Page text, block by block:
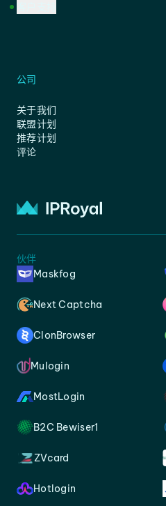
公司
关于我们
联盟计划
推荐计划
评论
伙伴
Maskfog
Next Captcha
ClonBrowser
Mulogin
MostLogin
B2C Bewiser1
ZVcard
Hotlogin